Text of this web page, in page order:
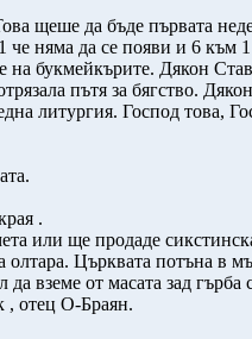
щеше да бъде първата
няма да се появи и 6 към
букмейкърите. Дякон
пътя за бягство.
литургия. Господ това,
.
или ще продаде
Църквата потъна в
вземе от масата зад
, отец О-Браян.